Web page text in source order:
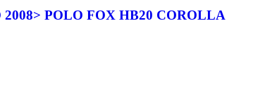
POLO FOX HB20 COROLLA